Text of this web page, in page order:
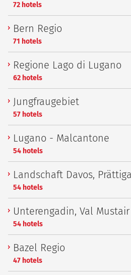
72 hotels
Bern Regio
71 hotels
Regione Lago di Lugano
62 hotels
Jungfraugebiet
57 hotels
Lugano - Malcantone
54 hotels
Landschaft Davos,
54 hotels
Unterengadin, Val Mustair
54 hotels
Bazel Regio
47 hotels